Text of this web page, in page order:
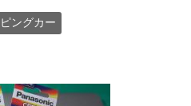
ングカー